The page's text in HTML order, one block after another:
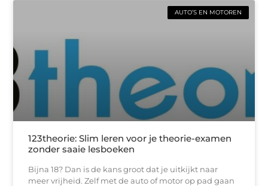
AUTO’S EN MOTOREN
123theorie: Slim leren voor je theorie-examen
zonder saaie lesboeken
Bijna 18? Dan is de kans groot dat je uitkijkt naar
meer vrijheid. Zelf met de auto of motor op pad gaan